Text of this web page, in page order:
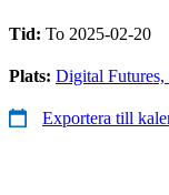
Tid: To 2025-02-20
Plats: Digital Futures,
Exportera till